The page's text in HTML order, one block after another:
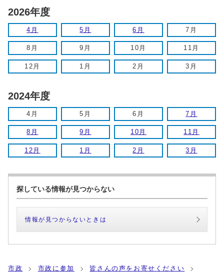
2026年度
4月 5月 6月 7月
8月 9月 10月 11月
12月 1月 2月 3月
2024年度
4月 5月 6月 7月
8月 9月 10月 11月
12月 1月 2月 3月
探している情報が見つからない
情報が見つからないときは
市政 市政に参加
皆さんの声をお寄せください